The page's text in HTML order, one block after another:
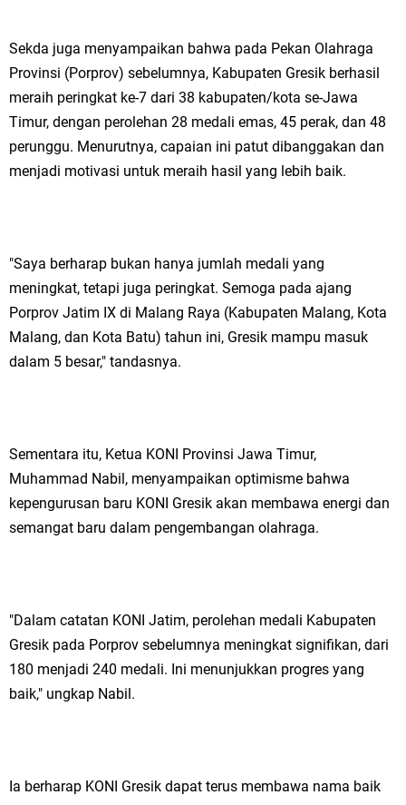
Kurban untuk Ratusan Warga
Ponpes Himmatul Khoiriyah Gelar Penyembelihan Hewan Qurban dari
Keluarga Besar dr. Titin Ekowati RS Wates Husada Balongpanggang
Minggu, 9 Agustus
Sekda juga menyampaikan bahwa pada Pekan Olahraga
Provinsi (Porprov) sebelumnya, Kabupaten Gresik berhasil
meraih peringkat ke-7 dari 38 kabupaten/kota se-Jawa
Timur, dengan perolehan 28 medali emas, 45 perak, dan 48
perunggu. Menurutnya, capaian ini patut dibanggakan dan
menjadi motivasi untuk meraih hasil yang lebih baik.
"Saya berharap bukan hanya jumlah medali yang
meningkat, tetapi juga peringkat. Semoga pada ajang
Porprov Jatim IX di Malang Raya (Kabupaten Malang, Kota
Malang, dan Kota Batu) tahun ini, Gresik mampu masuk
dalam 5 besar," tandasnya.
Sementara itu, Ketua KONI Provinsi Jawa Timur,
Muhammad Nabil, menyampaikan optimisme bahwa
kepengurusan baru KONI Gresik akan membawa energi dan
semangat baru dalam pengembangan olahraga.
"Dalam catatan KONI Jatim, perolehan medali Kabupaten
Gresik pada Porprov sebelumnya meningkat signifikan, dari
180 menjadi 240 medali. Ini menunjukkan progres yang
baik," ungkap Nabil.
Ia berharap KONI Gresik dapat terus membawa nama baik